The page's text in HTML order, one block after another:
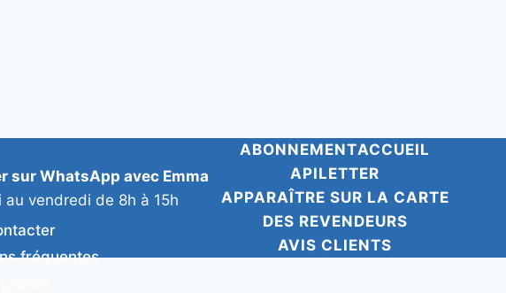
sur WhatsApp avec Emma
au vendredi de 8h à 15h
fréquentes
ABONNEMENTACCUEIL
APILETTER
APPARAÎTRE SUR LA CARTE
DES REVENDEURS
AVIS CLIENTS